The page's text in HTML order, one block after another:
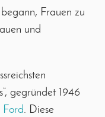
Frauen zu
und
gegründet 1946
Ford. Diese